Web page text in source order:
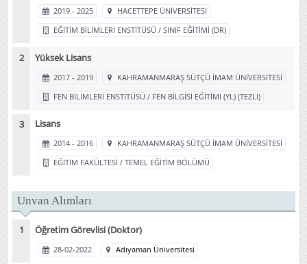
2019 - 2025
HACETTEPE ÜNİVERSİTESİ
EĞİTİM BİLİMLERİ ENSTİTÜSÜ / SINIF EĞİTİMİ (DR)
Yüksek Lisans
2017 - 2019
KAHRAMANMARAŞ SÜTÇÜ İMAM ÜNİVERSİTESİ
FEN BİLİMLERİ ENSTİTÜSÜ / FEN BİLGİSİ EĞİTİMİ (YL) (TEZLİ)
Lisans
2014 - 2016
KAHRAMANMARAŞ SÜTÇÜ İMAM ÜNİVERSİTESİ
EĞİTİM FAKÜLTESİ / TEMEL EĞİTİM BÖLÜMÜ
Unvan Alımları
Öğretim Görevlisi (Doktor)
28-02-2022 Adıyaman Üniversitesi